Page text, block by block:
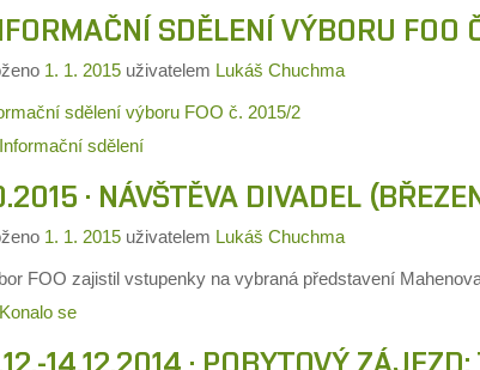
SDĚLENÍ VÝBORU FOO
1. 1. 2015 uživatelem Lukáš Chuchma
sdělení výboru FOO č. 2015/2
Informační sdělení
· NÁVŠTĚVA DIVADEL
1. 1. 2015 uživatelem Lukáš Chuchma
FOO zajistil vstupenky na vybraná představení
Konalo se
14.12.2014 · POBYTOVÝ